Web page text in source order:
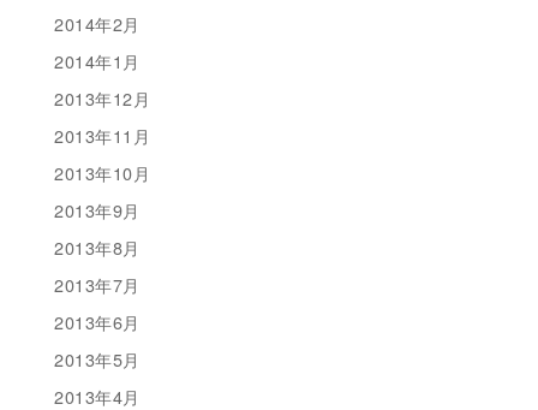
2014年2月
2014年1月
2013年12月
2013年11月
2013年10月
2013年9月
2013年8月
2013年7月
2013年6月
2013年5月
2013年4月